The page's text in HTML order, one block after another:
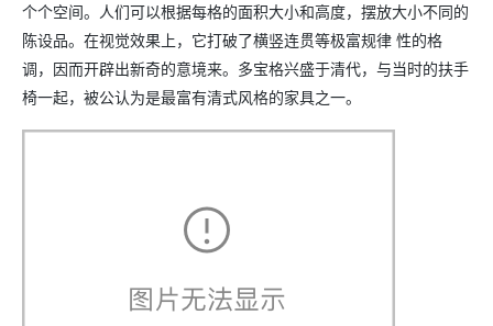
个个空间。人们可以根据每格的面积大小和高度，摆放大小不同的
陈设品。在视觉效果上，它打破了横竖连贯等极富规律 性的格
调，因而开辟出新奇的意境来。多宝格兴盛于清代，与当时的扶手
椅一起，被公认为是最富有清式风格的家具之一。